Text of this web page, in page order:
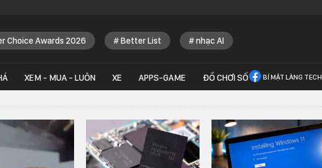
Choice Awards 2026 Better List nhạc AI
XEM - MUA - LUÔN XE APPS-GAME ĐỒ CHƠI SỐ BÍ MẬT LÀNG TECH